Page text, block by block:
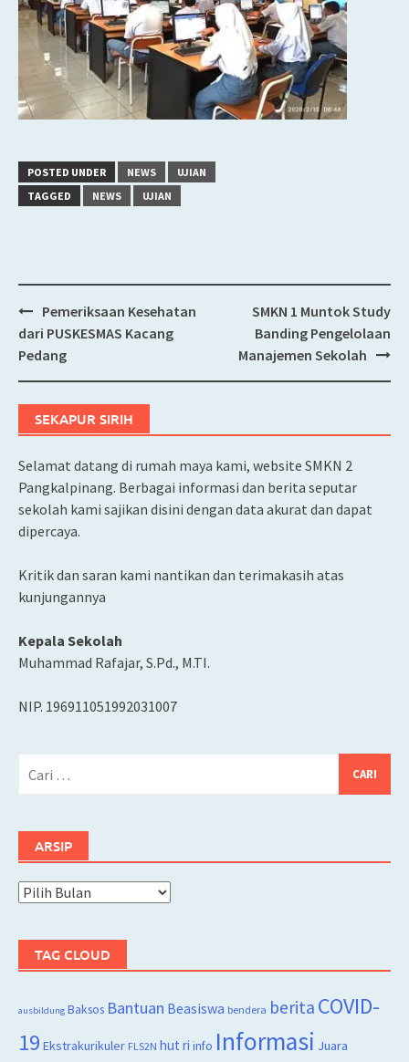
POSTED UNDER NEWS
UJIAN
TAGGED
NEWS UJIAN
Post
navigation
Pemeriksaan Kesehatan
dari PUSKESMAS Kacang
Pedang
SMKN 1 Muntok Study
Banding Pengelolaan
Manajemen Sekolah
SEKAPUR SIRIH
Selamat datang di rumah maya kami, website SMKN 2
Pangkalpinang. Berbagai informasi dan berita seputar
sekolah kami sajikan disini dengan data akurat dan dapat
dipercaya.
Kritik dan saran kami nantikan dan terimakasih atas
kunjungannya
Kepala Sekolah
Muhammad Rafajar, S.Pd., M.TI.
NIP. 196911051992031007
ARSIP
Arsip
TAG CLOUD
ausbildung Baksos Bantuan Beasiswa bendera berita COVID-
19 Ekstrakurikuler FLS2N hut ri info Informasi Juara